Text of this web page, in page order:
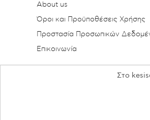
About us
Όροι και Προϋποθέσεις Χρήσης
Προστασία Προσωπικών
Επικοινωνία
Στο